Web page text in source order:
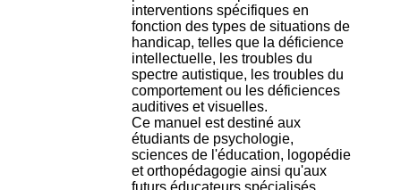
interventions spécifiques en
fonction des types de situations de
handicap, telles que la déficience
intellectuelle, les troubles du
spectre autistique, les troubles du
comportement ou les déficiences
auditives et visuelles.
Ce manuel est destiné aux
étudiants de psychologie,
sciences de l'éducation, logopédie
et orthopédagogie ainsi qu'aux
futurs éducateurs spécialisés,
r
l
e
V
i
n
a
t
i
e
r
,